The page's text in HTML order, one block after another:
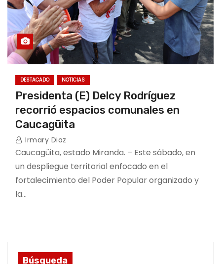
DESTACADO NOTICIAS
Presidenta (E) Delcy Rodríguez
recorrió espacios comunales en
Caucagüita
Irmary Diaz
Caucagüita, estado Miranda. – Este sábado, en
un despliegue territorial enfocado en el
fortalecimiento del Poder Popular organizado y
la…
Búsqueda